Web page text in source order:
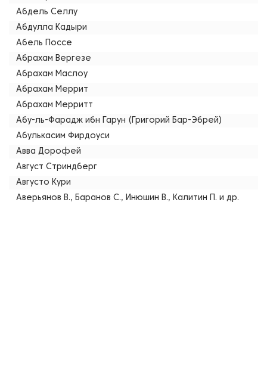
Абдель Селлу
Абдулла Кадыри
Абель Поссе
Абрахам Вергезе
Абрахам Маслоу
Абрахам Меррит
Абрахам Мерритт
Абу-ль-Фарадж ибн Гарун (Григорий Бар-Эбрей)
Абулькасим Фирдоуси
Авва Дорофей
Август Стриндберг
Августо Кури
Аверьянов В., Баранов С., Инюшин В., Калитин П. и др.